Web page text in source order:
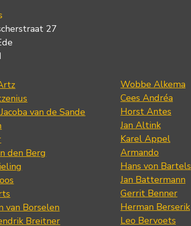
27
van de Sande
den Berg
van Borselen
Breitner
Wobbe Alkema
Cees Andréa
Horst Antes
Jan Altink
Karel Appel
Armando
Hans von Bartels
Jan Battermann
Gerrit Benner
Herman Berserik
Leo Bervoets